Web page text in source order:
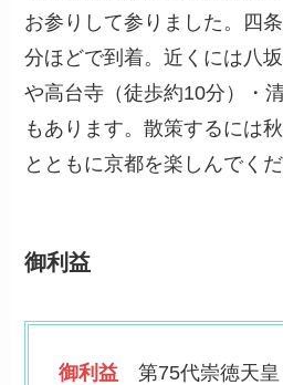
お参りして参りました。四
分ほどで到着。近くには八
や高台寺（徒歩約10分）・
もあります。散策するには
とともに京都を楽しんでくだ
御利益
御利益 第75代崇徳天皇